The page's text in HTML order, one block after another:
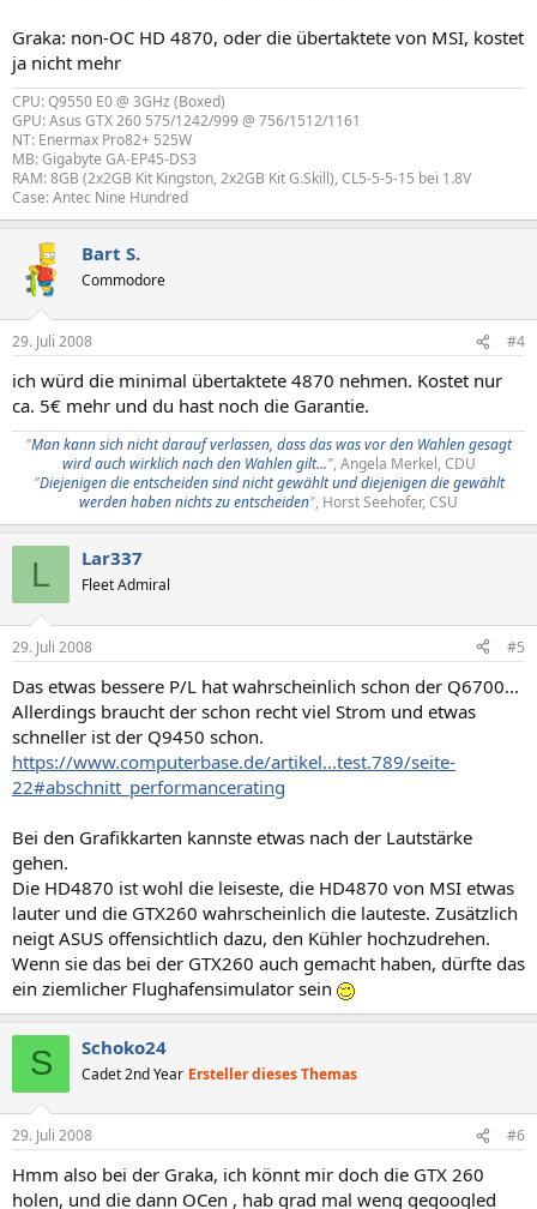
Graka: non-OC HD 4870, oder die übertaktete von MSI, kostet
ja nicht mehr
CPU: Q9550 E0 @ 3GHz (Boxed)
GPU: Asus GTX 260 575/1242/999 @ 756/1512/1161
NT: Enermax Pro82+ 525W
MB: Gigabyte GA-EP45-DS3
RAM: 8GB (2x2GB Kit Kingston, 2x2GB Kit G.Skill), CL5-5-5-15 bei 1.8V
Case: Antec Nine Hundred
Bart S.
Commodore
29. Juli 2008 #4
ich würd die minimal übertaktete 4870 nehmen. Kostet nur
ca. 5€ mehr und du hast noch die Garantie.
"Man kann sich nicht darauf verlassen, dass das was vor den Wahlen gesagt
wird auch wirklich nach den Wahlen gilt...", Angela Merkel, CDU
"Diejenigen die entscheiden sind nicht gewählt und diejenigen die gewählt
werden haben nichts zu entscheiden", Horst Seehofer, CSU​
L Lar337
Fleet Admiral
29. Juli 2008 #5
Das etwas bessere P/L hat wahrscheinlich schon der Q6700...
Allerdings braucht der schon recht viel Strom und etwas
schneller ist der Q9450 schon.
https://www.computerbase.de/artikel...test.789/seite-
22#abschnitt_performancerating
Bei den Grafikkarten kannste etwas nach der Lautstärke
gehen.
Die HD4870 ist wohl die leiseste, die HD4870 von MSI etwas
lauter und die GTX260 wahrscheinlich die lauteste. Zusätzlich
neigt ASUS offensichtlich dazu, den Kühler hochzudrehen.
Wenn sie das bei der GTX260 auch gemacht haben, dürfte das
ein ziemlicher Flughafensimulator sein
S Schoko24
Cadet 2nd Year Ersteller dieses Themas
29. Juli 2008 #6
Hmm also bei der Graka, ich könnt mir doch die GTX 260
holen, und die dann OCen , hab grad mal weng gegoogled